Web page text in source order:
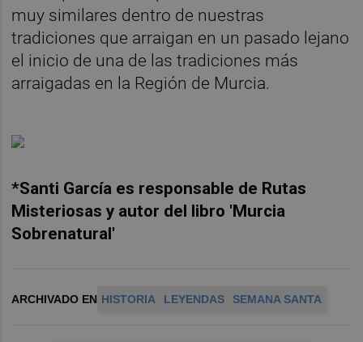
muy similares dentro de nuestras
tradiciones que arraigan en un pasado lejano
el inicio de una de las tradiciones más
arraigadas en la Región de Murcia.
*Santi García es responsable de Rutas
Misteriosasy autor del libro 'Murcia
Sobrenatural'
ARCHIVADO EN HISTORIA LEYENDAS SEMANA SANTA